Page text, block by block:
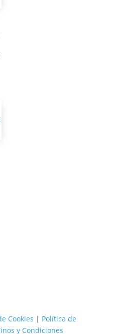
Cookies | Política de
y Condiciones